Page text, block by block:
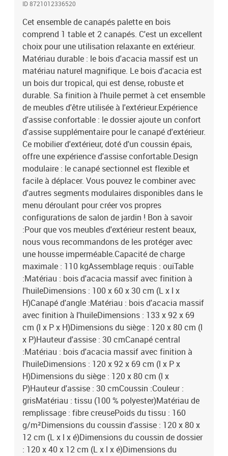
recommandons de les protéger avec une housse
imperméable.Capacité de charge maximale : 110 kgAssemblage
requis : ouiTable :Matériau : bois d'acacia massif avec finition à
l'huileDimensions : 100 x 60 x 30 cm (L x l x H)Canapé d'angle
:Matériau : bois d'acacia massif avec finition à l'huileDimensions :
133 x 92 x 69 cm (l x P x H)Dimensions du siège : 120 x 80 cm (l x
P)Hauteur d'assise : 30 cmCanapé central :Matériau : bois
d'acacia massif avec finition à l'huileDimensions : 120 x 92 x 69
cm (l x P x H)Dimensions du siège : 120 x 80 cm (l x P)Hauteur
d'assise : 30 cmCoussin :Couleur : grisMatériau : tissu (100 %
polyester)Matériau de remplissage : fibre creusePoids du tissu :
160 g/m²Dimensions du coussin d'assise : 120 x 80 x 12 cm (L x l x
é)Dimensions du coussin de dossier : 120 x 40 x 12 cm (L x l x
é)Dimensions du coussin latéral : 70 x 40 x 12 cm (L x l x
é)ImperméableLa livraison contient :1 x table1 x canapé d'angle1 x
canapé central2 x coussin de siège2 x coussin de dossier1 x
coussin latéral
ID 8721012336520
Cet ensemble de canapés palette en bois
comprend 1 table et 2 canapés. C'est un excellent
choix pour une utilisation relaxante en extérieur.
Matériau durable : le bois d'acacia massif est un
matériau naturel magnifique. Le bois d'acacia est
un bois dur tropical, qui est dense, robuste et
durable. Sa finition à l'huile permet à cet ensemble
de meubles d'être utilisée à l'extérieur.Expérience
d'assise confortable : le dossier ajoute un confort
d'assise supplémentaire pour le canapé d'extérieur.
Ce mobilier d'extérieur, doté d'un coussin épais,
offre une expérience d'assise confortable.Design
modulaire : le canapé sectionnel est flexible et
facile à déplacer. Vous pouvez le combiner avec
d'autres segments modulaires disponibles dans le
menu déroulant pour créer vos propres
configurations de salon de jardin ! Bon à savoir
:Pour que vos meubles d'extérieur restent beaux,
nous vous recommandons de les protéger avec
une housse imperméable.Capacité de charge
maximale : 110 kgAssemblage requis : ouiTable
:Matériau : bois d'acacia massif avec finition à
l'huileDimensions : 100 x 60 x 30 cm (L x l x
H)Canapé d'angle :Matériau : bois d'acacia massif
avec finition à l'huileDimensions : 133 x 92 x 69
cm (l x P x H)Dimensions du siège : 120 x 80 cm (l
x P)Hauteur d'assise : 30 cmCanapé central
:Matériau : bois d'acacia massif avec finition à
l'huileDimensions : 120 x 92 x 69 cm (l x P x
H)Dimensions du siège : 120 x 80 cm (l x
P)Hauteur d'assise : 30 cmCoussin :Couleur :
grisMatériau : tissu (100 % polyester)Matériau de
remplissage : fibre creusePoids du tissu : 160
g/m²Dimensions du coussin d'assise : 120 x 80 x
12 cm (L x l x é)Dimensions du coussin de dossier
: 120 x 40 x 12 cm (L x l x é)Dimensions du